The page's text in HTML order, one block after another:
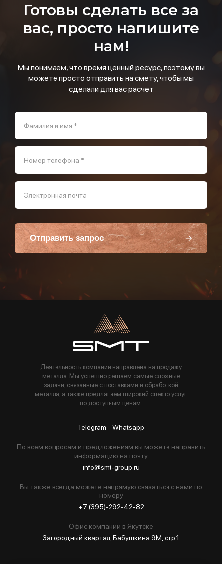
Готовы сделать все за
вас, просто напишите
нам!
Мы понимаем, что время ценный ресурс, поэтому вы
можете просто отправить на смету, чтобы мы
сделали для вас расчет
Фамилия и имя *
Номер телефона *
Электронная почта
Отправить запрос
Пользуясь данной формой вы соглашаетесь с политикой компании
Деятельность компании направлена на продажу
металла. Мы успешно решаем самые сложные
задачи, связанные с поставками и обработкой
металла, а также предлагаем широкий спектр услуг
по доступным ценам.
Telegram Whatsapp
По всем вопросам и предложениям вы можете направить
информацию на почту
info@smt-group.ru
Вы также всегда можете напрямую связаться с нами по
номеру
+7 (395)-292-42-82
Офис компании в Якутске
Загородный квартал, Бабушкина 9М, стр.1